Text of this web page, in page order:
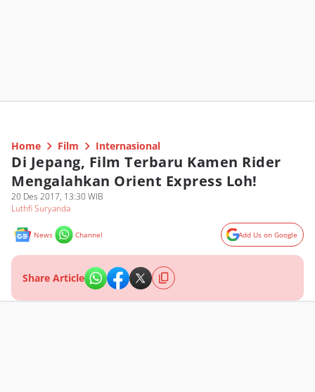
Home Film Internasional
Di Jepang, Film Terbaru Kamen Rider
Mengalahkan Orient Express Loh!
20 Des 2017, 13:30 WIB
Luthfi Suryanda
News Channel Add Us on Google
Share Article